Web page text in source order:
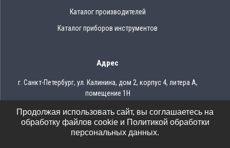
Каталог производителей
Каталог приборов инструментов
Адрес
г. Санкт-Петербург, ул. Калинина, дом 2, корпус 4, литера А,
помещение 1Н
Тел.: 8 (812) 309-75-97
Email: ocean@oceanchips.ru
Продолжая использовать сайт, вы соглашаетесь на
обработку файлов cookie и Политикой обработки
персональных данных.